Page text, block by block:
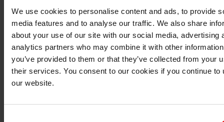
We use cookies to personalise content and ads, to provide
media features and to analyse our traffic. We also share
about your use of our site with our social media, advertising
analytics partners who may combine it with other
you’ve provided to them or that they’ve collected from your
their services. You consent to our cookies if you continue to
our website.